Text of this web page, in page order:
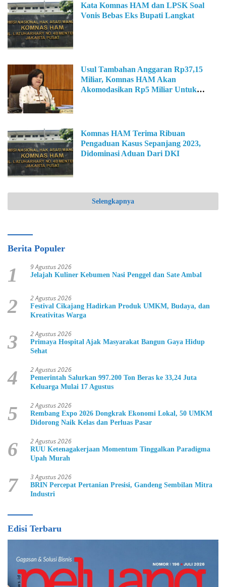
Kata Komnas HAM dan LPSK Soal
Vonis Bebas Eks Bupati Langkat
Usul Tambahan Anggaran Rp37,15
Miliar, Komnas HAM Akan
Akomodasikan Rp5 Miliar Untuk
Komnas HAM Terima Ribuan
Pengaduan Kasus Sepanjang 2023,
Didominasi Aduan Dari DKI
Selengkapnya
Berita Populer
1 9 Agustus 2026
Jelajah Kuliner Kebumen Nasi Penggel dan Sate Ambal
2 2 Agustus 2026
Festival Cikajang Hadirkan Produk UMKM, Budaya, dan
Kreativitas Warga
3 2 Agustus 2026
Primaya Hospital Ajak Masyarakat Bangun Gaya Hidup
Sehat
4 2 Agustus 2026
Pemerintah Salurkan 997.200 Ton Beras ke 33,24 Juta
Keluarga Mulai 17 Agustus
5 2 Agustus 2026
Rembang Expo 2026 Dongkrak Ekonomi Lokal, 50 UMKM
Didorong Naik Kelas dan Perluas Pasar
6 2 Agustus 2026
RUU Ketenagakerjaan Momentum Tinggalkan Paradigma
Upah Murah
7 3 Agustus 2026
BRIN Percepat Pertanian Presisi, Gandeng Sembilan Mitra
Industri
Edisi Terbaru